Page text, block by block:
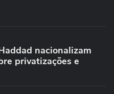
nacionalizam
privatizações e